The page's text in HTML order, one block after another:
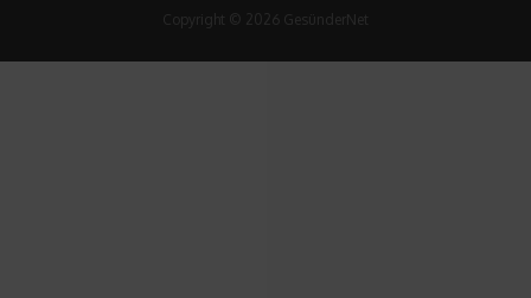
Copyright © 2026 GesünderNet